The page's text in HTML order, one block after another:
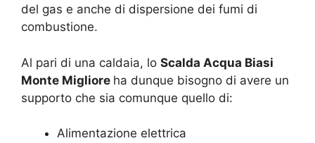
del gas e anche di dispersione dei fumi di
combustione.
Al pari di una caldaia, lo Scalda Acqua Biasi
Monte Migliore ha dunque bisogno di avere un
supporto che sia comunque quello di:
Alimentazione elettrica